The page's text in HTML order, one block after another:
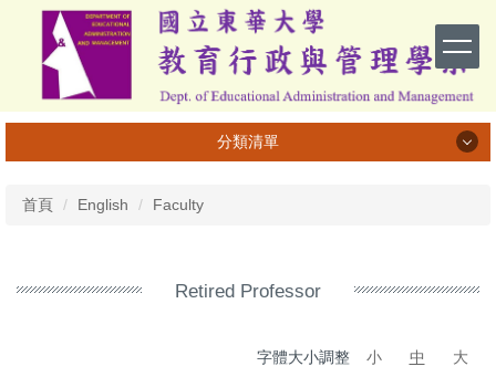
內
分類清單
首頁 English Faculty
Retired Professor
字體大小調整 小 中 大